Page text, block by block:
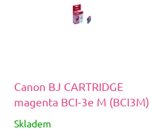
Canon BJ CARTRIDGE
magenta BCI-3e M (BCI3M)
Skladem